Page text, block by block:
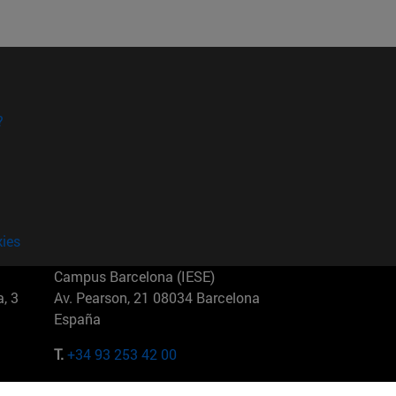
3
Campus Barcelona (IESE)
Av. Pearson, 21 08034 Barcelona
España
T.+34 93 253 42 00